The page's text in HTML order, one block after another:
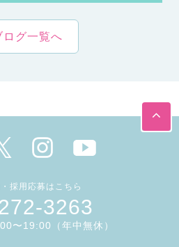
ログ一覧へ
採用応募はこちら
3263
〜19:00（年中無休）